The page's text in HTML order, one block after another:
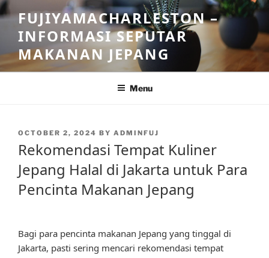
Skip
to
content
FUJIYAMACHARLESTON –
INFORMASI SEPUTAR
MAKANAN JEPANG
Menu
POSTED
OCTOBER 2, 2024 BY ADMINFUJ
Rekomendasi Tempat Kuliner
Jepang Halal di Jakarta untuk Para
Pencinta Makanan Jepang
Bagi para pencinta makanan Jepang yang tinggal di
Jakarta, pasti sering mencari rekomendasi tempat